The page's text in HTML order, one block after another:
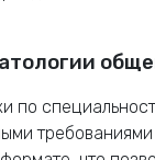
по